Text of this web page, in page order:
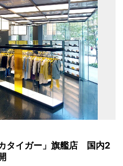
タイガー」旗艦店 国内2